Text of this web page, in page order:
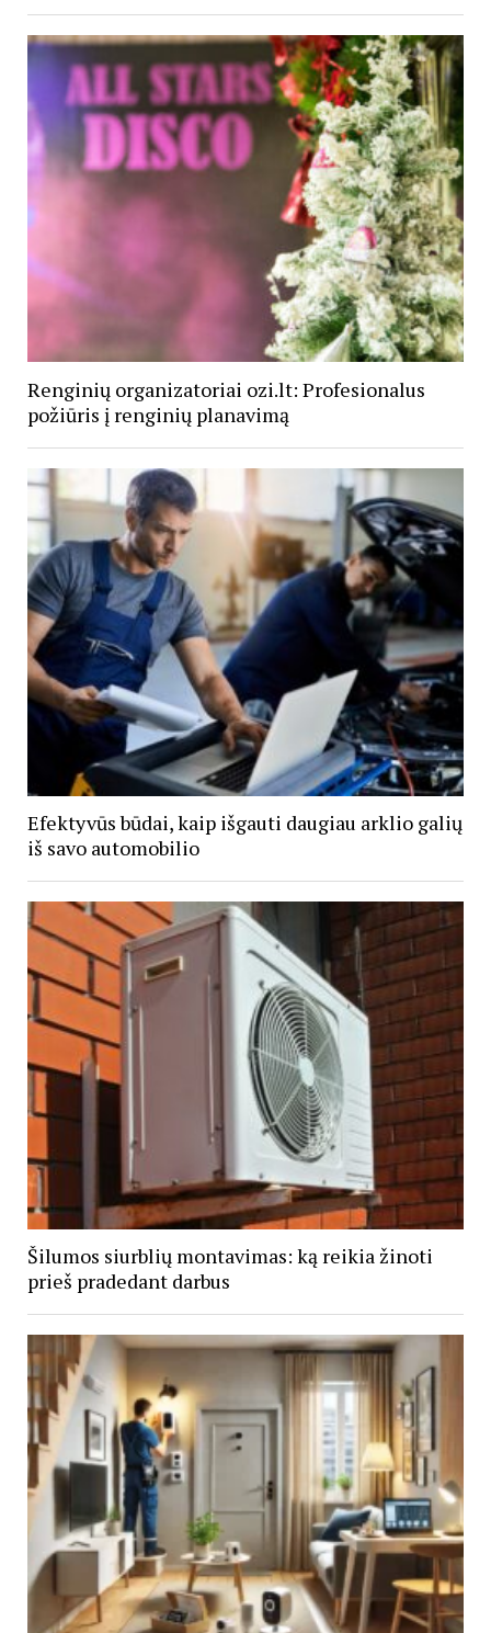
Renginių organizatoriai ozi.lt: Profesionalus
požiūris į renginių planavimą
Efektyvūs būdai, kaip išgauti daugiau arklio galių
iš savo automobilio
Šilumos siurblių montavimas: ką reikia žinoti
prieš pradedant darbus